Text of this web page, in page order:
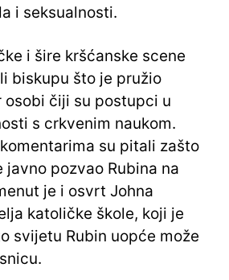
i seksualnosti.
i šire kršćanske scene
biskupu što je pružio
čiji su postupci u
s crkvenim naukom.
su pitali zašto
pozvao Rubina na
je i osvrt Johna
katoličke škole, koji je
svijetu Rubin uopće može